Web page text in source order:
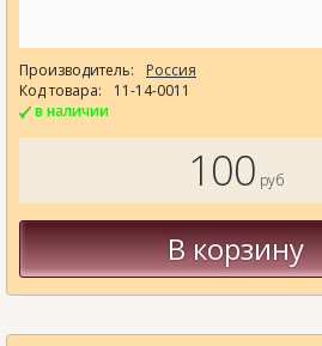
Производитель:
Россия
Код товара:
11-14-0011
в наличии
100 руб
В корзину